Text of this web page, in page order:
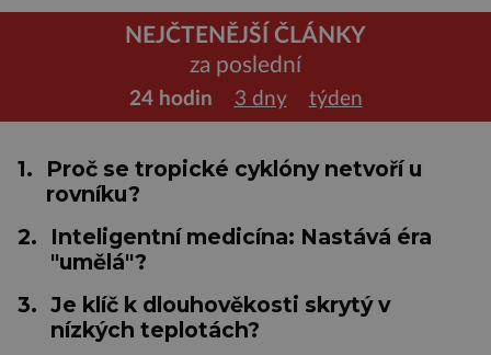
NEJČTENĚJŠÍ ČLÁNKY
za poslední
24 hodin 3 dny týden
1.
Proč se tropické cyklóny netvoří u
rovníku?
2.
Inteligentní medicína: Nastává éra
"umělá"?
3. Je klíč k dlouhověkosti skrytý v
nízkých teplotách?